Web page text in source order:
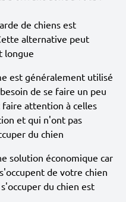
de chiens est
alternative peut
longue
est généralement utilisé
de se faire un peu
attention à celles
et qui n'ont pas
du chien
solution économique car
de votre chien
du chien est